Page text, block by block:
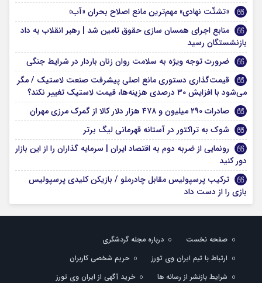
«تشتّت نهادی» مهم‌ترین مانع اصلاح بحران «آب»
منابع اجرای همسان سازی حقوق تامین شد | رهبر انقلاب به داد
بازنشستگان رسید
ضرورت توجه ویژه به سلامت روان زنان باردار در شرایط جنگی
قیمت‌گذاری دستوری مانع اصلی پیشرفت صنعت لاستیک / مگر
می‌شود با افزایش ۳۰ درصدی هزینه‌ها، قیمت لاستیک تغییر نکند؟
صادرات ۲۹۰ میلیون و ۴۷۸ هزار دلار کالا از گمرک مرزی مهران
شوک به تراکتور در آستانه قهرمانی لیگ برتر
رونمایی از ضربه دوم به اقتصاد ایران | سرمایه گذاران را از این بازار
دور کنید
ترکیب پرسپولیس مقابل چادرملو / بازیکن کلیدی پرسپولیس
بازی را از دست داد
صفحه نخست
درباره مجله گردشگری
ارتباط با تیم ایران وی تورز
حریم شخصی کاربران
شرایط بازنشر از رسانه ها
خرید آگهی از ایران وی تورز